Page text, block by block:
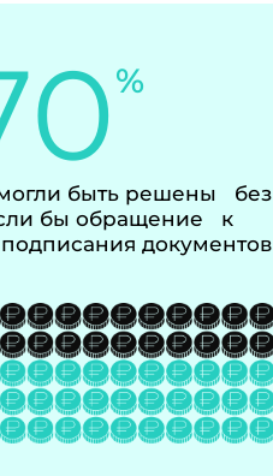
%
быть решены без
бы обращение к
документов